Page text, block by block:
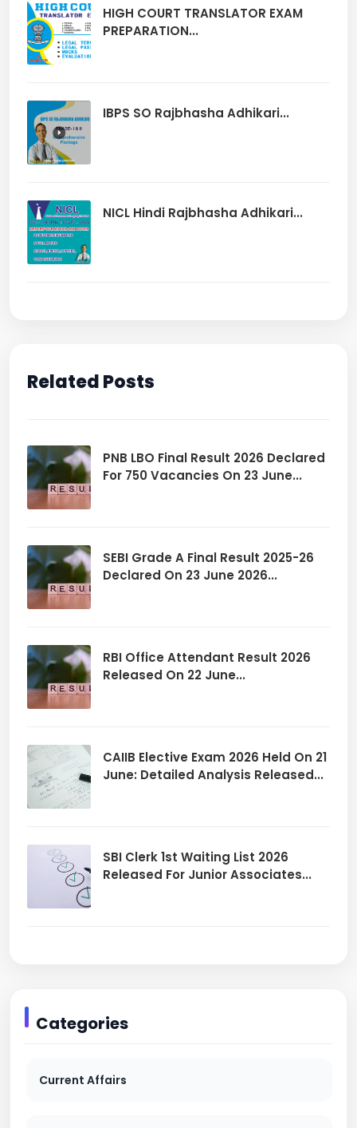
HIGH COURT TRANSLATOR EXAM
PREPARATION...
IBPS SO Rajbhasha Adhikari...
NICL Hindi Rajbhasha Adhikari...
Related Posts
PNB LBO Final Result 2026 Declared
For 750 Vacancies On 23 June...
SEBI Grade A Final Result 2025-26
Declared On 23 June 2026...
RBI Office Attendant Result 2026
Released On 22 June...
CAIIB Elective Exam 2026 Held On 21
June: Detailed Analysis Released...
SBI Clerk 1st Waiting List 2026
Released For Junior Associates...
Categories
Current Affairs